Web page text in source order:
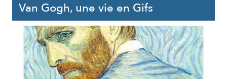
Van Gogh, une vie en Gifs